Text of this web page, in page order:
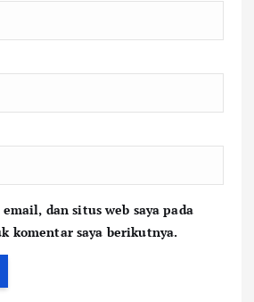
dan situs web saya pada
komentar saya berikutnya.